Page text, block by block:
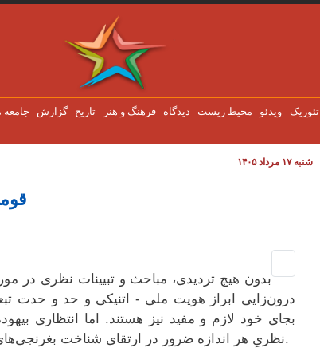
گزارش تاریخ فرهنگ و هنر دیدگاه محیط زیست ویدئو تئوریک
شنبه ۱۷ مرداد ۱۴۰۵
بدون هیچ تردیدی، مباحث و تبیینات نظری در
درون‌زایی ابراز هویت‌‌ ملی - اتنیکی و حد و حدت
بجای خود لازم و مفید نیز هستند. اما انتظاری
نظریِ هر اندازه ضرور در ارتقای شناخت بغرنجی‌های معضل مزبور، لزوماً بتوان به توافقات کاربُردی دست یافت.